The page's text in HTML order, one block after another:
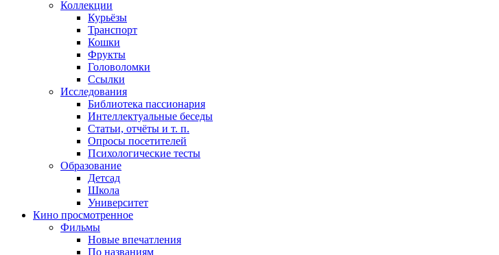
Коллекции
Курьёзы
Транспорт
Кошки
Фрукты
Головоломки
Ссылки
Исследования
Библиотека пассионария
Интеллектуальные беседы
Статьи, отчёты и т. п.
Опросы посетителей
Психологические тесты
Образование
Детсад
Школа
Университет
Кино просмотренное
Фильмы
Новые впечатления
По названиям